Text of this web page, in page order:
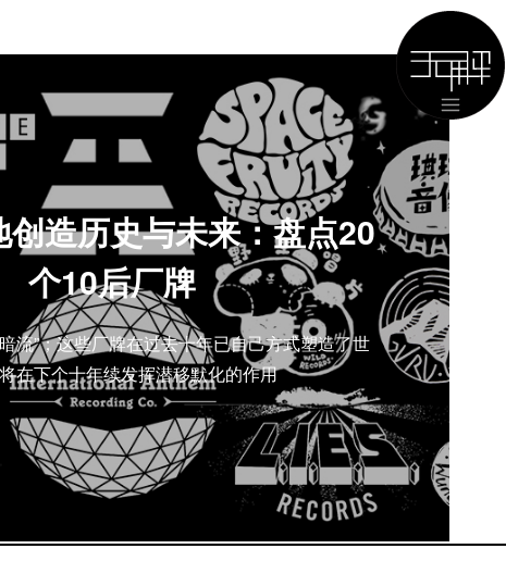
造历史与未来：盘点20
个10后厂牌
流”；这些厂牌在过去十年已自己方式塑造了世
在下个十年续发挥潜移默化的作用